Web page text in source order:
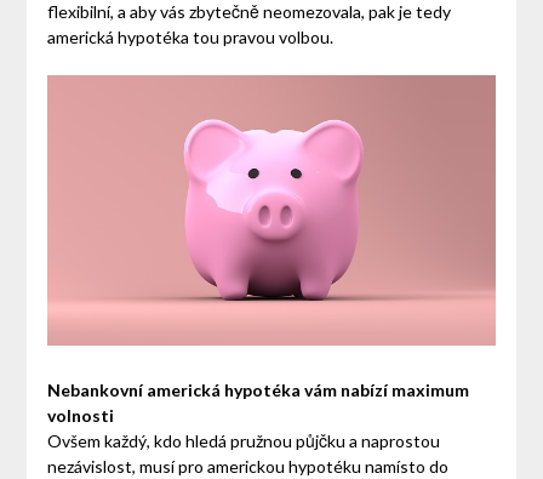
flexibilní, a aby vás zbytečně neomezovala, pak je tedy
americká hypotéka tou pravou volbou.
Nebankovní americká hypotéka vám nabízí maximum
volnosti
Ovšem každý, kdo hledá pružnou půjčku a naprostou
nezávislost, musí pro americkou hypotéku namísto do